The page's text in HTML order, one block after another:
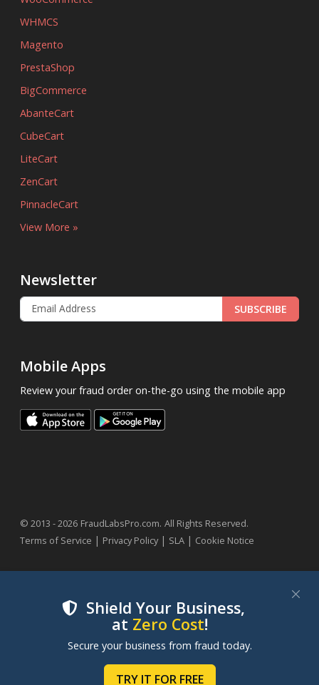
Shield Your Business,
at Zero Cost!
Secure your business from fraud today.
TRY IT FOR FREE
WHMCS
Magento
PrestaShop
BigCommerce
AbanteCart
CubeCart
LiteCart
ZenCart
PinnacleCart
View More »
Newsletter
SUBSCRIBE
Mobile Apps
Review your fraud order on-the-go using the mobile app
© 2013 - 2026 FraudLabsPro.com. All Rights Reserved.
Terms of Service | Privacy Policy| SLA | Cookie Notice
We use cookies to improve your experience on our
websites. By clicking "Accept Cookies", you consent to
our use of cookies. Learn more in ourCookie Policy